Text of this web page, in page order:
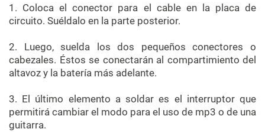
1. Coloca el conector para el cable en la placa de
circuito. Suéldalo en la parte posterior.
2. Luego, suelda los dos pequeños conectores o
cabezales. Éstos se conectarán al compartimiento del
altavoz y la batería más adelante.
3. El último elemento a soldar es el interruptor que
permitirá cambiar el modo para el uso de mp3 o de una
guitarra.